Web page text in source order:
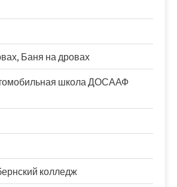
Баня на дровах
школа ДОСААФ
колледж